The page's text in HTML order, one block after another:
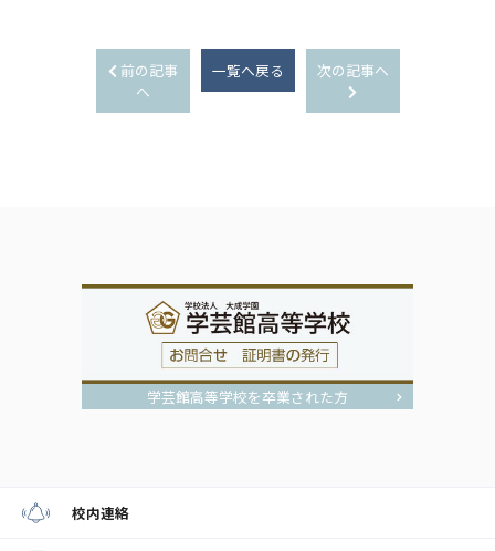
前の記事
へ
一覧へ戻る 次の記事へ
学芸館高等学校を卒業された方
校内連絡